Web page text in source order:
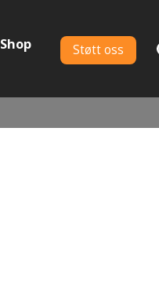
Støtt oss
Shop